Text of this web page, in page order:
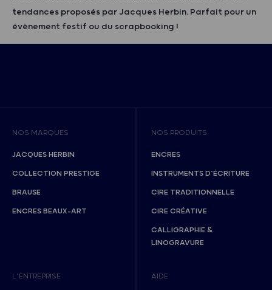
tendances proposés par Jacques Herbin. Parfait pour un
évènement festif ou du scrapbooking !
NOS MARQUES
JACQUES HERBIN
COLLECTION PRESTIGE
BRAUSE
ENCRES BEAUX-ART
NOS PRODUITS
ENCRES
INSTRUMENTS D’ÉCRITURE
CIRE TRADITIONNELLE
CIRE CRÉATIVE
CALLIGRAPHIE &
LINOGRAVURE
L’ENTREPRISE AIDE